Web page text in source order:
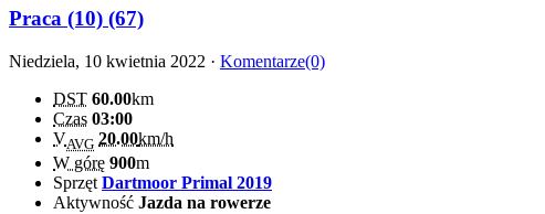
Praca (10) (67)
Niedziela, 10 kwietnia 2022 · Komentarze(0)
DST 60.00km
Czas 03:00
VAVG 20.00km/h
W górę 900m
Sprzęt Dartmoor Primal 2019
Aktywność Jazda na rowerze